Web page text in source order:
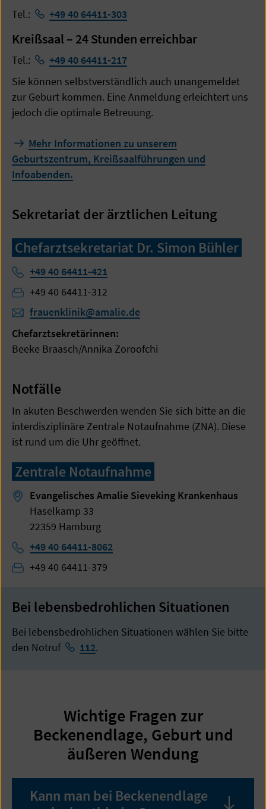
Tel.: +49 40 64411-303
Kreißsaal – 24 Stunden erreichbar
Tel.:
+49 40 64411-217
Sie können selbstverständlich auch unangemeldet
zur Geburt kommen. Eine Anmeldung erleichtert uns
jedoch die optimale Betreuung.
Mehr Informationen zu unserem
Geburtszentrum, Kreißsaalführungen und
Infoabenden.
Sekretariat der ärztlichen Leitung
Chefarztsekretariat Dr. Simon Bühler
Telefon:
+49 40 64411-421
Fax:
+49 40 64411-312
frauenklinik@amalie.de
Chefarztsekretärinnen:
Beeke Braasch/Annika Zoroofchi
Notfälle
In akuten Beschwerden wenden Sie sich bitte an die
interdisziplinäre Zentrale Notaufnahme (ZNA). Diese
ist rund um die Uhr geöffnet.
Zentrale Notaufnahme
Evangelisches Amalie Sieveking Krankenhaus
Haselkamp 33
22359 Hamburg
Telefon:
+49 40 64411-8062
Telefon:
+49 40 64411-379
Bei lebensbedrohlichen Situationen
Bei lebensbedrohlichen Situationen wählen Sie bitte
den Notruf
112.
Wichtige Fragen zur
Beckenendlage, Geburt und
äußeren Wendung
Kann man bei Beckenendlage